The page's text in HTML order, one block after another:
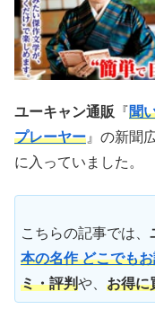
ユーキャン通販 『聞
プレーヤー 』の新聞
に入っていました。
こちらの記事では、
本の名作 どこでも
ミ・評判や、 お得に